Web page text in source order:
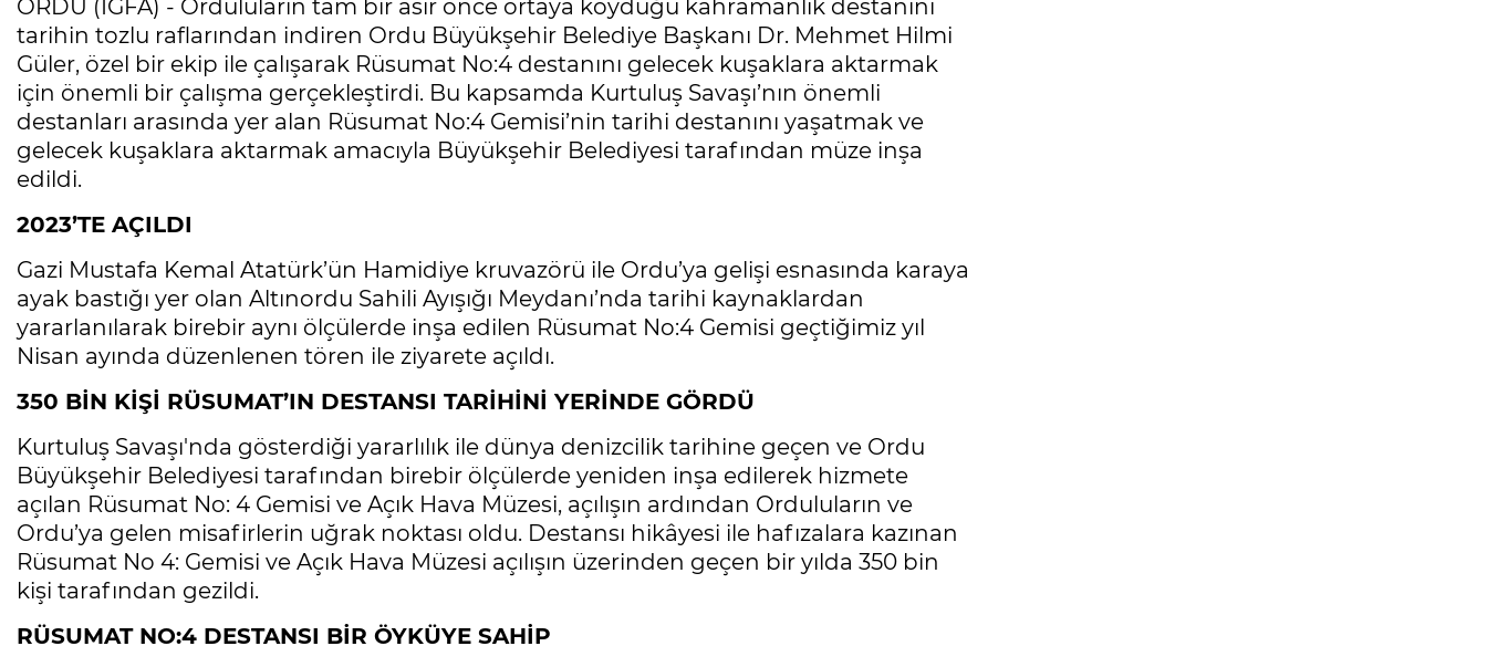
ORDU (İGFA) - Orduluların tam bir asır önce ortaya koyduğu kahramanlık destanını
tarihin tozlu raflarından indiren Ordu Büyükşehir Belediye Başkanı Dr. Mehmet Hilmi
Güler, özel bir ekip ile çalışarak Rüsumat No:4 destanını gelecek kuşaklara aktarmak
için önemli bir çalışma gerçekleştirdi. Bu kapsamda Kurtuluş Savaşı’nın önemli
destanları arasında yer alan Rüsumat No:4 Gemisi’nin tarihi destanını yaşatmak ve
gelecek kuşaklara aktarmak amacıyla Büyükşehir Belediyesi tarafından müze inşa
edildi.
2023’TE AÇILDI
Gazi Mustafa Kemal Atatürk’ün Hamidiye kruvazörü ile Ordu’ya gelişi esnasında karaya
ayak bastığı yer olan Altınordu Sahili Ayışığı Meydanı’nda tarihi kaynaklardan
yararlanılarak birebir aynı ölçülerde inşa edilen Rüsumat No:4 Gemisi geçtiğimiz yıl
Nisan ayında düzenlenen tören ile ziyarete açıldı.
350 BİN KİŞİ RÜSUMAT’IN DESTANSI TARİHİNİ YERİNDE GÖRDÜ
Kurtuluş Savaşı'nda gösterdiği yararlılık ile dünya denizcilik tarihine geçen ve Ordu
Büyükşehir Belediyesi tarafından birebir ölçülerde yeniden inşa edilerek hizmete
açılan Rüsumat No: 4 Gemisi ve Açık Hava Müzesi, açılışın ardından Orduluların ve
Ordu’ya gelen misafirlerin uğrak noktası oldu. Destansı hikâyesi ile hafızalara kazınan
Rüsumat No 4: Gemisi ve Açık Hava Müzesi açılışın üzerinden geçen bir yılda 350 bin
kişi tarafından gezildi.
RÜSUMAT NO:4 DESTANSI BİR ÖYKÜYE SAHİP